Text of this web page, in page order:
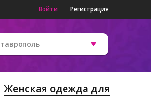
Войти Регистрация
Женская одежда для